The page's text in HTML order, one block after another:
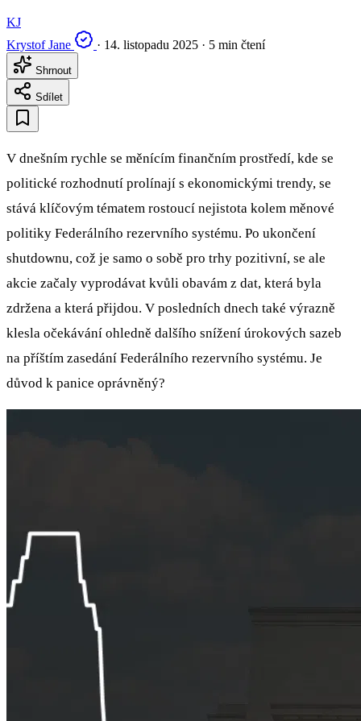
KJ
Krystof Jane
· 14. listopadu 2025 · 5 min čtení
Shrnout
Sdílet
V dnešním rychle se měnícím finančním prostředí, kde se
politické rozhodnutí prolínají s ekonomickými trendy, se
stává klíčovým tématem rostoucí nejistota kolem měnové
politiky Federálního rezervního systému. Po ukončení
shutdownu, což je samo o sobě pro trhy pozitivní, se ale
akcie začaly vyprodávat kvůli obavám z dat, která byla
zdržena a která přijdou. V posledních dnech také výrazně
klesla očekávání ohledně dalšího snížení úrokových sazeb
na příštím zasedání Federálního rezervního systému. Je
důvod k panice oprávněný?